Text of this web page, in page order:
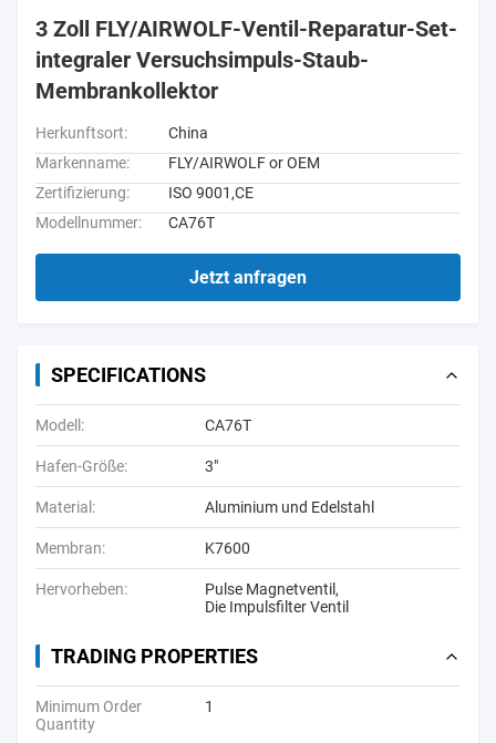
3 Zoll FLY/AIRWOLF-Ventil-Reparatur-Set-
integraler Versuchsimpuls-Staub-
Membrankollektor
Herkunftsort:
China
Markenname:
FLY/AIRWOLF or OEM
Zertifizierung:
ISO 9001,CE
Modellnummer:
CA76T
Jetzt anfragen
SPECIFICATIONS
Modell: CA76T
Hafen-Größe: 3"
Material: Aluminium und Edelstahl
Membran: K7600
Hervorheben: Pulse Magnetventil ,
Die Impulsfilter Ventil
TRADING PROPERTIES
Minimum Order
Quantity
1